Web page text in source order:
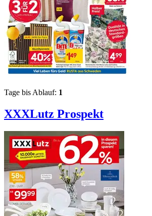
Tage bis Ablauf: 1
XXXLutz Prospekt